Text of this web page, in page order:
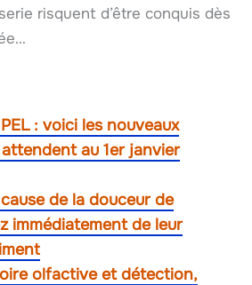
risquent d’être conquis dès
: voici les nouveaux
au 1er janvier
de la douceur de
immédiatement de leur
olfactive et détection,